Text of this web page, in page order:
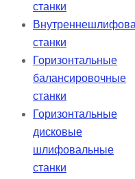
станки
станки
Горизонтальные
балансировочные
станки
Горизонтальные
дисковые
шлифовальные
станки